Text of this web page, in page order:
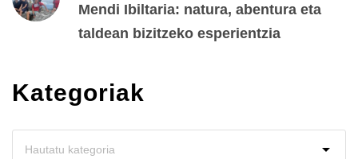
Mendi Ibiltaria: natura, abentura eta
taldean bizitzeko esperientzia
Kategoriak